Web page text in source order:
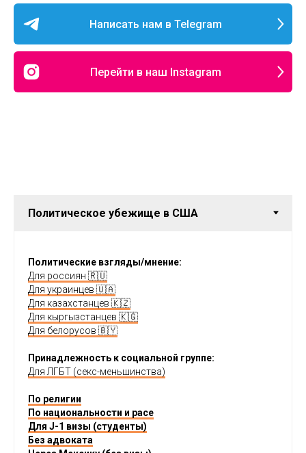
Написать нам в Telegram
Перейти в наш Instagram
Политические взгляды/мнение:
Для россиян 🇷🇺
Для украинцев 🇺🇦
Для казахстанцев 🇰🇿
Для кыргызстанцев 🇰🇬
Для белорусов 🇧🇾
Принадлежность к социальной группе:
Для ЛГБТ (секс-меньшинства)
По религии
По национальности и расе
Для J-1 визы (студенты)
Без адвоката